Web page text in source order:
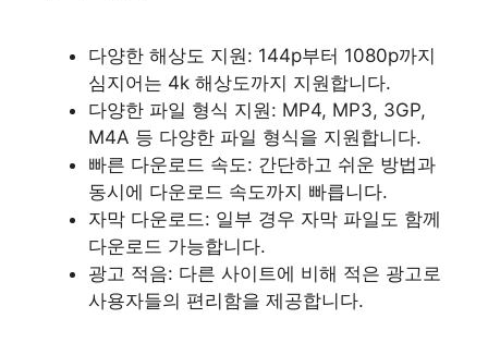
다양한 해상도 지원: 144p부터 1080p까지
심지어는 4k 해상도까지 지원합니다.
다양한 파일 형식 지원: MP4, MP3, 3GP,
M4A 등 다양한 파일 형식을 지원합니다.
빠른 다운로드 속도: 간단하고 쉬운 방법과
동시에 다운로드 속도까지 빠릅니다.
자막 다운로드: 일부 경우 자막 파일도 함께
다운로드 가능합니다.
광고 적음: 다른 사이트에 비해 적은 광고로
사용자들의 편리함을 제공합니다.